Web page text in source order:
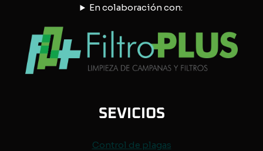
En colaboración con:
SEVICIOS
Control de plagas